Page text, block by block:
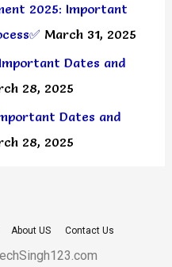
2025: Important
March 31, 2025
Dates and
28, 2025
Dates and
28, 2025
About US Contact Us